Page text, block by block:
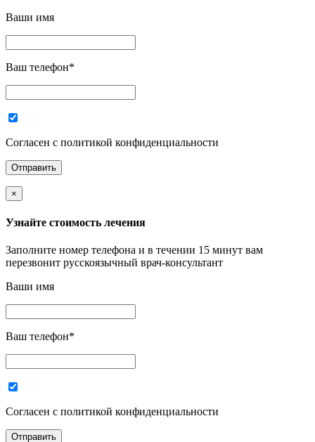
Ваши имя
Ваш телефон*
Согласен с политикой конфиденциальности
×
Узнайте стоимость лечения
Заполните номер телефона и в течении 15 минут вам
перезвонит русскоязычный врач-консультант
Ваши имя
Ваш телефон*
Согласен с политикой конфиденциальности